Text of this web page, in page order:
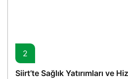
2
Siirt’te Sağlık Yatırımları ve